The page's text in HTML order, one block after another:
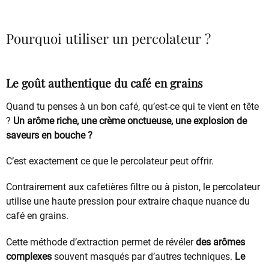
Pourquoi utiliser un percolateur ?
Le goût authentique du café en grains
Quand tu penses à un bon café, qu’est-ce qui te vient en tête
? Un arôme riche, une crème onctueuse, une explosion de
saveurs en bouche ?
C’est exactement ce que le percolateur peut offrir.
Contrairement aux cafetières filtre ou à piston, le percolateur
utilise une haute pression pour extraire chaque nuance du
café en grains.
Cette méthode d’extraction permet de révélerdes arômes
complexes souvent masqués par d’autres techniques. Le